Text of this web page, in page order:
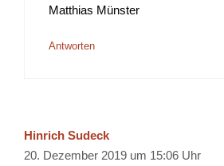
Matthias Münster
Antworten
Hinrich Sudeck
20. Dezember 2019 um 15:06 Uhr